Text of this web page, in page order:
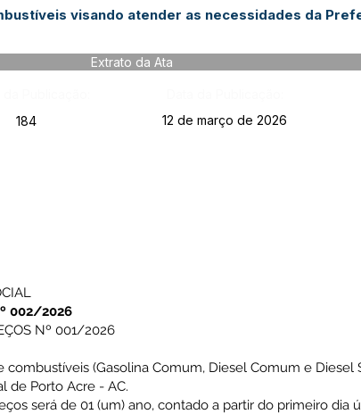
visando atender as necessidades da
Extrato da Ata
184 12 de março de 2026
002/2026
Nº 001/2026
combustíveis (Gasolina Comum, Diesel Comum e Diesel
de Porto Acre - AC.
será de 01 (um) ano, contado a partir do primeiro dia